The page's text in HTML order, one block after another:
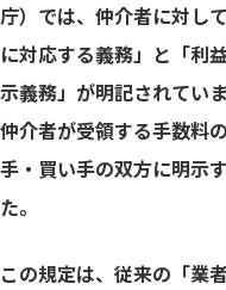
庁）では、仲介者に対し
に対応する義務」と「利
示義務」が明記されてい
仲介者が受領する手数料
手・買い手の双方に明示
た。
この規定は、従来の「業